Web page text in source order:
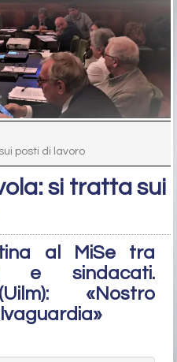
posti di lavoro
si tratta sui
al MiSe tra
e sindacati.
«Nostro